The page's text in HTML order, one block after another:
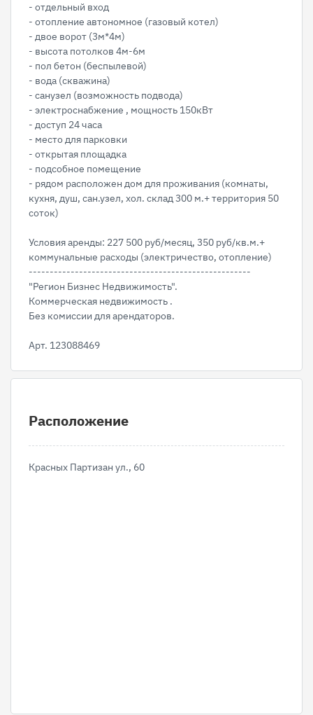
- отдельный вход
- отопление автономное (газовый котел)
- двое ворот (3м*4м)
- высота потолков 4м-6м
- пол бетон (беспылевой)
- вода (скважина)
- санузел (возможность подвода)
- электроснабжение , мощность 150кВт
- доступ 24 часа
- место для парковки
- открытая площадка
- подсобное помещение
- рядом расположен дом для проживания (комнаты,
кухня, душ, сан.узел, хол. склад 300 м.+ территория 50
соток)
Условия аренды: 227 500 руб/месяц, 350 руб/кв.м.+
коммунальные расходы (электричество, отопление)
-----------------------------------------------------
"Регион Бизнес Недвижимость".
Коммерческая недвижимость .
Без комиссии для арендаторов.
Арт. 123088469
Расположение
Красных Партизан ул., 60